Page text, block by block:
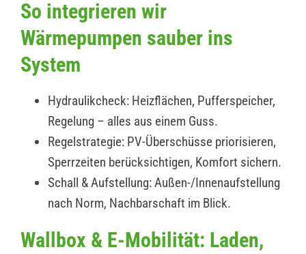
So integrieren wir
Wärmepumpen sauber ins
System
Hydraulikcheck: Heizflächen, Pufferspeicher,
Regelung – alles aus einem Guss.
Regelstrategie: PV-Überschüsse priorisieren,
Sperrzeiten berücksichtigen, Komfort sichern.
Schall & Aufstellung: Außen-/Innenaufstellung
nach Norm, Nachbarschaft im Blick.
Wallbox & E-Mobilität: Laden,